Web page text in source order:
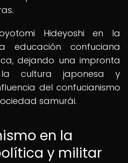
Hideyoshi en la
educación confuciana
dejando una impronta
cultura japonesa y
del confucianismo
samurái.
en la
y militar